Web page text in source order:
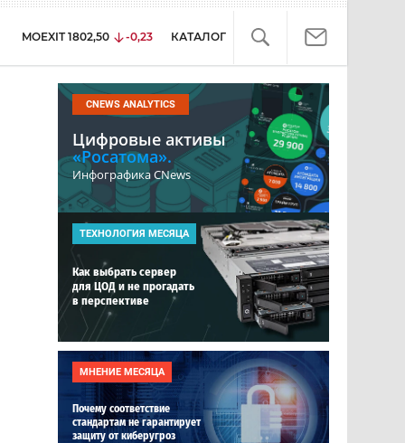
MOEXIT 1802,50 -0,23 КАТАЛОГ
CNEWS ANALYTICS
Цифровые активы
«Росатома».
Инфографика CNews
ТЕХНОЛОГИЯ МЕСЯЦА
Как выбрать сервер
для ЦОД и не прогадать
в перспективе
МНЕНИЕ МЕСЯЦА
Почему соответствие
стандартам не гарантирует
защиту от киберугроз